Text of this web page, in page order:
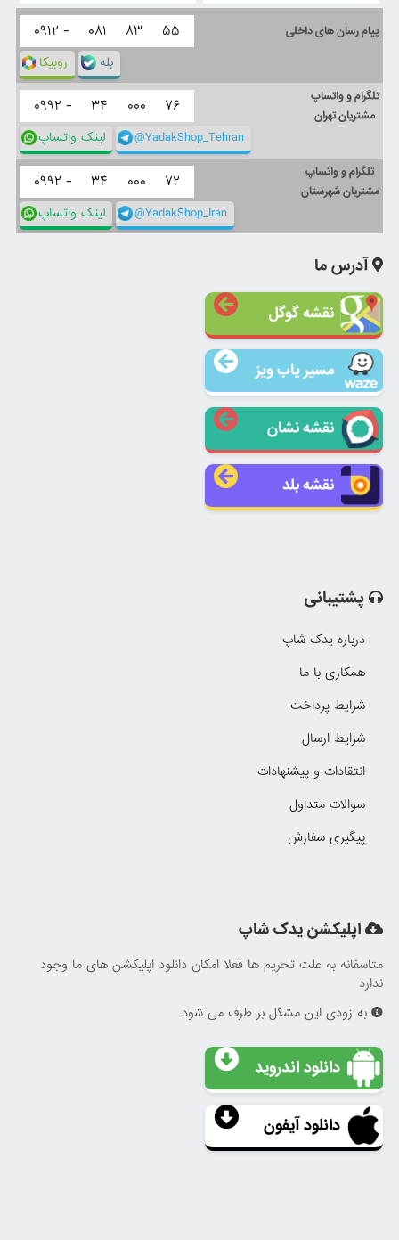
پیام رسان های داخلی ۰۹۱۲ - ۰۸۱ ۸۳ ۵۵
روبیکا بله
تلگرام و واتساپ
مشتریان تهران
۰۹۹۲ - ۳۴ ۰۰۰ ۷۶
لینک واتساپ @YadakShop_Tehran
تلگرام و واتساپ
مشتریان شهرستان
۰۹۹۲ - ۳۴ ۰۰۰ ۷۲
لینک واتساپ @YadakShop_Iran
آدرس ما
نقشه گوگل
مسیر یاب ویز
نقشه نشان
نقشه بلد
پشتیبانی
درباره یدک شاپ
همکاری با ما
شرایط پرداخت
شرایط ارسال
انتقادات و پیشنهادات
سوالات متداول
پیگیری سفارش
اپلیکشن یدک شاپ
متاسفانه به علت تحریم ها فعلا امکان دانلود اپلیکشن های ما وجود
ندارد
به زودی این مشکل بر طرف می شود
دانلود اندروید
دانلود آیفون